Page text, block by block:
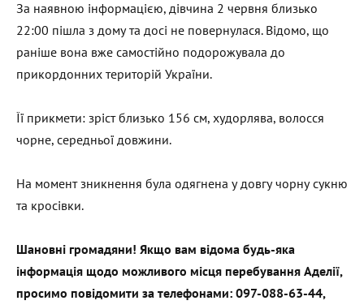
За наявною інформацією, дівчина 2 червня близько
22:00 пішла з дому та досі не повернулася. Відомо, що
раніше вона вже самостійно подорожувала до
прикордонних територій України.
Її прикмети: зріст близько 156 см, худорлява, волосся
чорне, середньої довжини.
На момент зникнення була одягнена у довгу чорну сукню
та кросівки.
Шановні громадяни! Якщо вам відома будь-яка
інформація щодо можливого місця перебування Аделії,
просимо повідомити за телефонами: 097-088-63-44,